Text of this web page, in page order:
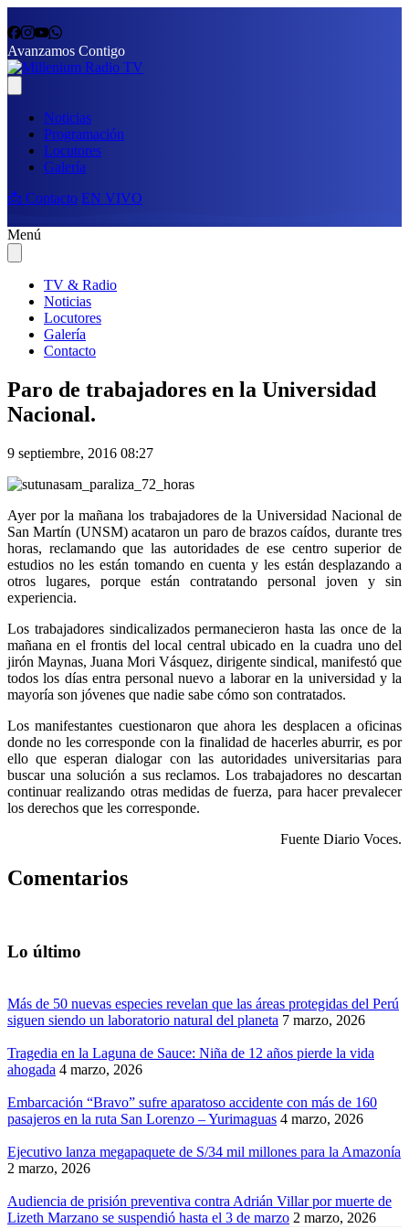
Avanzamos Contigo
Noticias
Programación
Locutores
Galería
📩 Contacto EN VIVO
Menú
TV & Radio
Noticias
Locutores
Galería
Contacto
Paro de trabajadores en la Universidad
Nacional.
9 septiembre, 2016 08:27
Ayer por la mañana los trabajadores de la Universidad Nacional de
San Martín (UNSM) acataron un paro de brazos caídos, durante tres
horas, reclamando que las autoridades de ese centro superior de
estudios no les están tomando en cuenta y les están desplazando a
otros lugares, porque están contratando personal joven y sin
experiencia.
Los trabajadores sindicalizados permanecieron hasta las once de la
mañana en el frontis del local central ubicado en la cuadra uno del
jirón Maynas, Juana Mori Vásquez, dirigente sindical, manifestó que
todos los días entra personal nuevo a laborar en la universidad y la
mayoría son jóvenes que nadie sabe cómo son contratados.
Los manifestantes cuestionaron que ahora les desplacen a oficinas
donde no les corresponde con la finalidad de hacerles aburrir, es por
ello que esperan dialogar con las autoridades universitarias para
buscar una solución a sus reclamos. Los trabajadores no descartan
continuar realizando otras medidas de fuerza, para hacer prevalecer
los derechos que les corresponde.
Fuente Diario Voces.
Comentarios
Lo último
Más de 50 nuevas especies revelan que las áreas protegidas del Perú
siguen siendo un laboratorio natural del planeta 7 marzo, 2026
Tragedia en la Laguna de Sauce: Niña de 12 años pierde la vida
ahogada 4 marzo, 2026
Embarcación “Bravo” sufre aparatoso accidente con más de 160
pasajeros en la ruta San Lorenzo – Yurimaguas 4 marzo, 2026
Ejecutivo lanza megapaquete de S/34 mil millones para la Amazonía
2 marzo, 2026
Audiencia de prisión preventiva contra Adrián Villar por muerte de
Lizeth Marzano se suspendió hasta el 3 de marzo 2 marzo, 2026